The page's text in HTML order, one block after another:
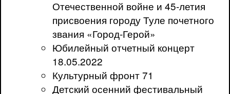
Отечественной войне и 45-летия
присвоения городу Туле почетного
звания «Город-Герой»
Юбилейный отчетный концерт
18.05.2022
Культурный фронт 71
Детский осенний фестивальный